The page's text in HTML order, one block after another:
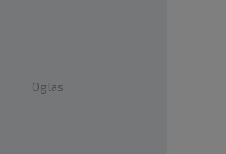
Oglas